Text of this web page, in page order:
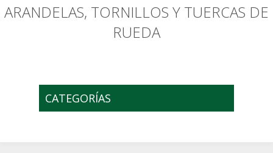
ARANDELAS, TORNILLOS Y TUERCAS DE
RUEDA
CATEGORÍAS